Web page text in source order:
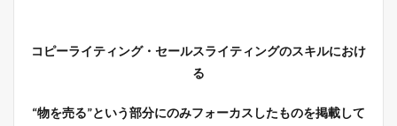
コピーライティング・セールスライティングのスキルにおけ
る
“物を売る”という部分にのみフォーカスしたものを掲載して